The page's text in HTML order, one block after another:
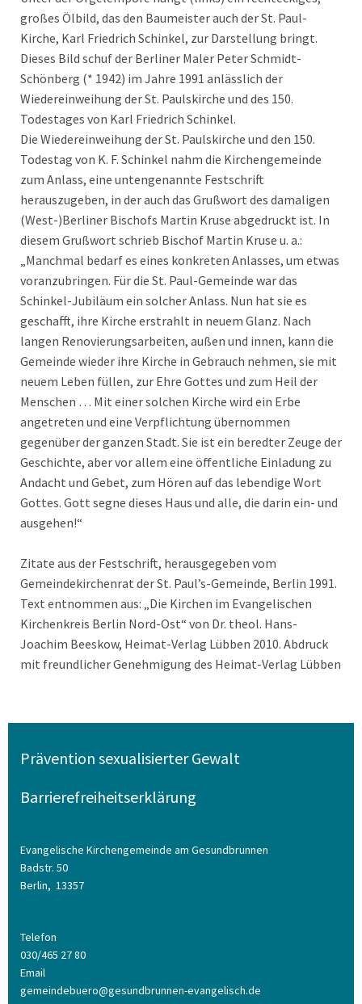
großes Ölbild, das den Baumeister auch der St. Paul-
Kirche, Karl Friedrich Schinkel, zur Darstellung bringt.
Dieses Bild schuf der Berliner Maler Peter Schmidt-
Schönberg (* 1942) im Jahre 1991 anlässlich der
Wiedereinweihung der St. Paulskirche und des 150.
Todestages von Karl Friedrich Schinkel.
Die Wiedereinweihung der St. Paulskirche und den 150.
Todestag von K. F. Schinkel nahm die Kirchengemeinde
zum Anlass, eine untengenannte Festschrift
herauszugeben, in der auch das Grußwort des damaligen
(West-)Berliner Bischofs Martin Kruse abgedruckt ist. In
diesem Grußwort schrieb Bischof Martin Kruse u. a.:
„Manchmal bedarf es eines konkreten Anlasses, um etwas
voranzubringen. Für die St. Paul-Gemeinde war das
Schinkel-Jubiläum ein solcher Anlass. Nun hat sie es
geschafft, ihre Kirche erstrahlt in neuem Glanz. Nach
langen Renovierungsarbeiten, außen und innen, kann die
Gemeinde wieder ihre Kirche in Gebrauch nehmen, sie mit
neuem Leben füllen, zur Ehre Gottes und zum Heil der
Menschen … Mit einer solchen Kirche wird ein Erbe
angetreten und eine Verpflichtung übernommen
gegenüber der ganzen Stadt. Sie ist ein beredter Zeuge der
Geschichte, aber vor allem eine öffentliche Einladung zu
Andacht und Gebet, zum Hören auf das lebendige Wort
Gottes. Gott segne dieses Haus und alle, die darin ein- und
ausgehen!“
Zitate aus der Festschrift, herausgegeben vom
Gemeindekirchenrat der St. Paul’s-Gemeinde, Berlin 1991.
Text entnommen aus: „Die Kirchen im Evangelischen
Kirchenkreis Berlin Nord-Ost“ von Dr. theol. Hans-
Joachim Beeskow, Heimat-Verlag Lübben 2010. Abdruck
mit freundlicher Genehmigung des Heimat-Verlag Lübben
Prävention sexualisierter Gewalt
Barrierefreiheitserklärung
Evangelische Kirchengemeinde am Gesundbrunnen
Badstr. 50
Berlin, 13357
Telefon
030/465 27 80
Email
gemeindebuero@gesundbrunnen-evangelisch.de